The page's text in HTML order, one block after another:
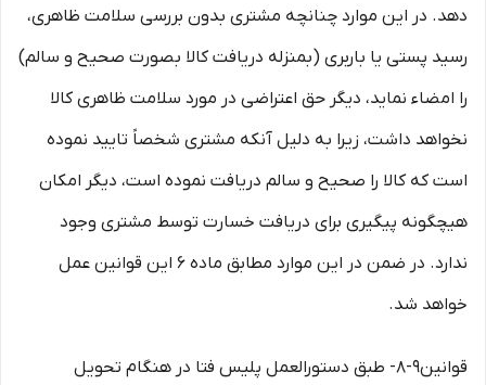
دهد. در این موارد چنانچه مشتری بدون بررسی سلامت ظاهری،
رسید پستی یا باربری (بمنزله دریافت کالا بصورت صحیح و سالم)
را امضاء نماید، دیگر حق اعتراضی در مورد سلامت ظاهری کالا
نخواهد داشت، زیرا به دلیل آنکه مشتری شخصاً تایید نموده
است که کالا را صحیح و سالم دریافت نموده است، دیگر امکان
هیچگونه پیگیری برای دریافت خسارت توسط مشتری وجود
ندارد. در ضمن در این موارد مطابق ماده ۶ این قوانین عمل
خواهد شد.
قوانین۹-۸- طبق دستورالعمل پلیس فتا در هنگام تحویل